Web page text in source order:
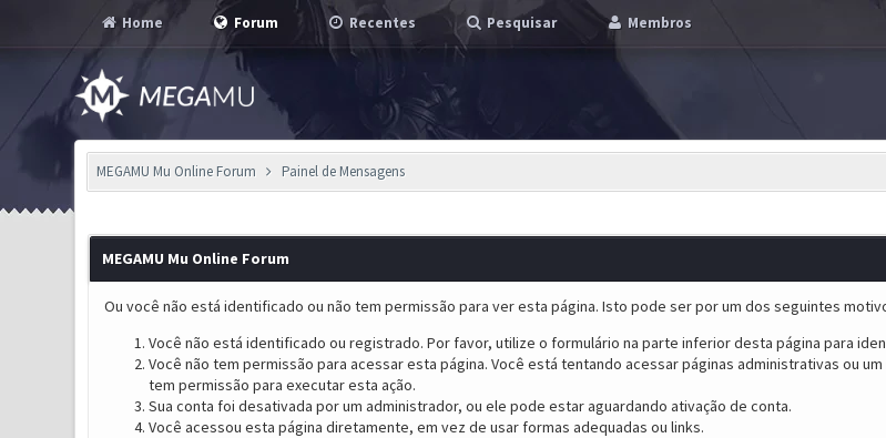
Home Forum Recentes Pesquisar Membros
MEGAMU Mu Online Forum Painel de Mensagens
MEGAMU Mu Online Forum
Ou você não está identificado ou não tem permissão para ver esta página. Isto pode ser por um dos seguintes
Você não está identificado ou registrado. Por favor, utilize o formulário na parte inferior desta página para
Você não tem permissão para acessar esta página. Você está tentando acessar páginas administrativas ou
tem permissão para executar esta ação.
Sua conta foi desativada por um administrador, ou ele pode estar aguardando ativação de conta.
Você acessou esta página diretamente, em vez de usar formas adequadas ou links.